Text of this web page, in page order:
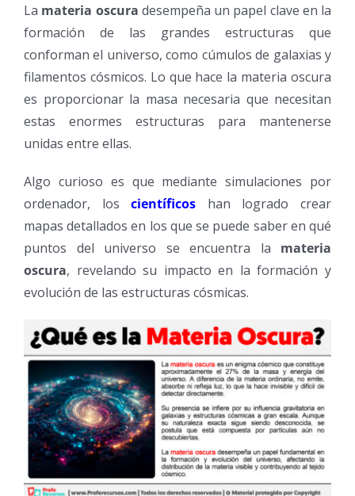
La materia oscura desempeña un papel clave en la
formación de las grandes estructuras que
conforman el universo, como cúmulos de galaxias y
filamentos cósmicos. Lo que hace la materia oscura
es proporcionar la masa necesaria que necesitan
estas enormes estructuras para mantenerse
unidas entre ellas.
Algo curioso es que mediante simulaciones por
ordenador, loscientíficos han logrado crear
mapas detallados en los que se puede saber en qué
puntos del universo se encuentra la materia
oscura, revelando su impacto en la formación y
evolución de las estructuras cósmicas.